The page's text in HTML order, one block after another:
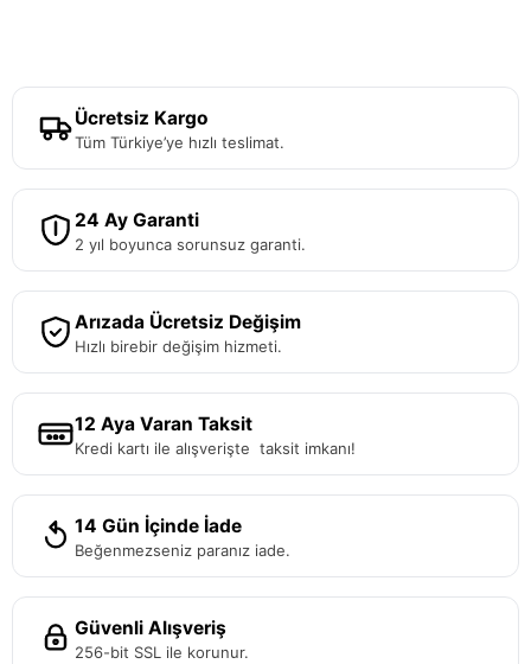
Ücretsiz Kargo
Tüm Türkiye’ye hızlı teslimat.
24 Ay Garanti
2 yıl boyunca sorunsuz garanti.
Arızada Ücretsiz Değişim
Hızlı birebir değişim hizmeti.
12 Aya Varan Taksit
Kredi kartı ile alışverişte taksit imkanı!
14 Gün İçinde İade
Beğenmezseniz paranız iade.
Güvenli Alışveriş
256-bit SSL ile korunur.